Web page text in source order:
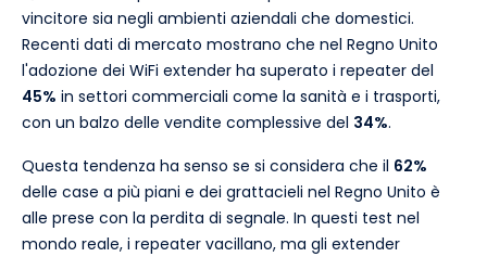
vincitore sia negli ambienti aziendali che domestici.
Recenti dati di mercato mostrano che nel Regno Unito
l'adozione dei WiFi extender ha superato i repeater del
45% in settori commerciali come la sanità e i trasporti,
con un balzo delle vendite complessive del 34%.
Questa tendenza ha senso se si considera che il 62%
delle case a più piani e dei grattacieli nel Regno Unito è
alle prese con la perdita di segnale. In questi test nel
mondo reale, i repeater vacillano, ma gli extender